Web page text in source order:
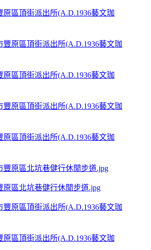
原區頂街派出所(A.D.1936藝文珈
原區頂街派出所(A.D.1936藝文珈
原區頂街派出所(A.D.1936藝文珈
原區北坑巷健行休閒步道.jpg
原區頂街派出所(A.D.1936藝文珈